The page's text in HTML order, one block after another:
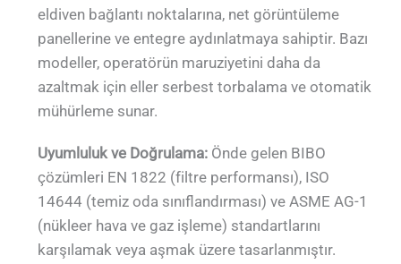
eldiven bağlantı noktalarına, net görüntüleme
panellerine ve entegre aydınlatmaya sahiptir. Bazı
modeller, operatörün maruziyetini daha da
azaltmak için eller serbest torbalama ve otomatik
mühürleme sunar.
Uyumluluk ve Doğrulama: Önde gelen BIBO
çözümleri EN 1822 (filtre performansı), ISO
14644 (temiz oda sınıflandırması) ve ASME AG-1
(nükleer hava ve gaz işleme) standartlarını
karşılamak veya aşmak üzere tasarlanmıştır.